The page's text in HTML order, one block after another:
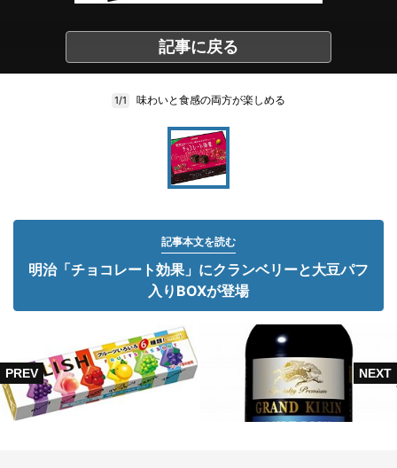
記事に戻る
1/1 味わいと食感の両方が楽しめる
記事本文を読む
明治「チョコレート効果」にクランベリーと大豆パフ
入りBOXが登場